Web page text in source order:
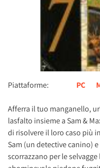
Piattaforme: PC
Afferra il tuo manganello,
lasfalto insieme a Sam &
di risolvere il loro caso più
Sam (un detective canino)
scorrazzano per le